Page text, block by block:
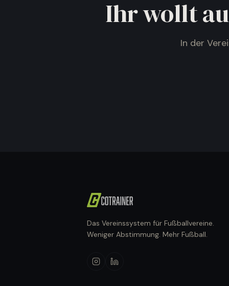
Ihr wollt
In der
Das Vereinssystem für Fußballvereine.
Weniger Abstimmung. Mehr Fußball.